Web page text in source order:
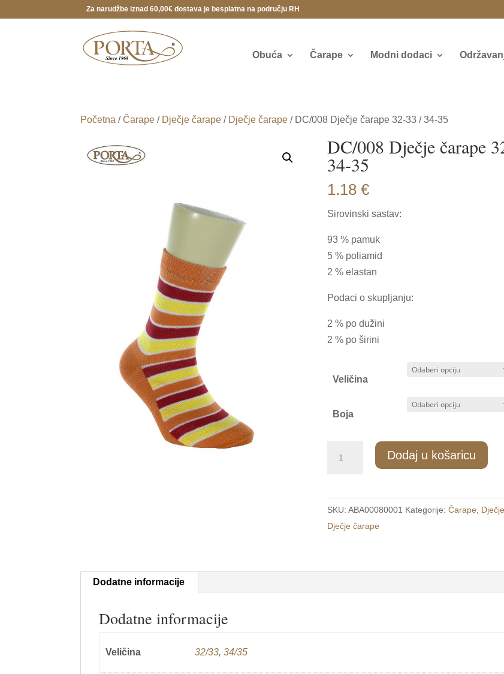
Za narudžbe iznad 60,00€ dostava je besplatna na području RH
Obuća Čarape Modni dodaci
Početna /Čarape / Dječje čarape / Dječje čarape / DC/008 Dječje čarape 32-33 / 34-35
DC/008 Dječje čarape
34-35
1.18€
Sirovinski sastav:
93 % pamuk
5 % poliamid
2 % elastan
Podaci o skupljanju:
2 % po dužini
2 % po širini
Veličina
Boja
32-
33
/
Dodaj u košaricu
SKU:ABA00080001 Kategorije:Čarape
Dječje čarape
Dodatne informacije
Dodatne informacije
Veličina 32/33, 34/35